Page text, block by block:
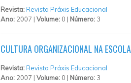
Revista:Revista Práxis Educacional
Ano: 2007 | Volume: 0 | Número: 3
CULTURA ORGANIZACIONAL NA
Revista:Revista Práxis Educacional
Ano: 2007 | Volume: 0 | Número: 3